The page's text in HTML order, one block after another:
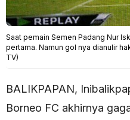
Saat pemain Semen Padang Nur
pertama. Namun gol nya dianulir
TV)
BALIKPAPAN,
Borneo FC akhirnya